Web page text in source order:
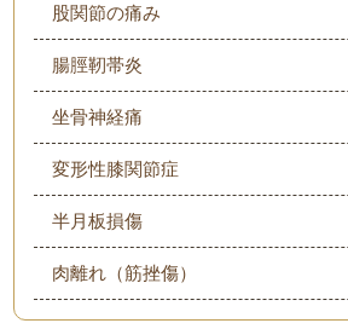
股関節の痛み
腸脛靭帯炎
坐骨神経痛
変形性膝関節症
半月板損傷
肉離れ（筋挫傷）